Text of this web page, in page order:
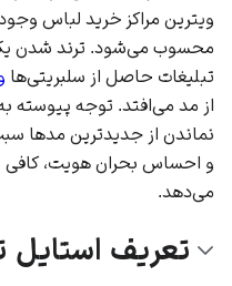
ویترین مراکز خرید لباس
محسوب می‌شود. ترند شدن یک
تبلیغات حاصل از سلبریتی‌ها
از مد می‌افتد. توجه پیوسته
نماندن از جدیدترین مدها
و احساس بحران هویت، کافی
می‌دهد.
تعریف استایل